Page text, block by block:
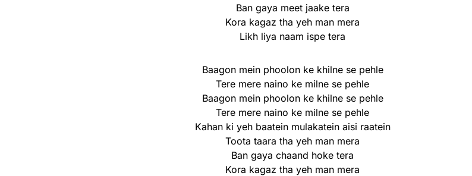
Ban gaya meet jaake tera
Kora kagaz tha yeh man mera
Likh liya naam ispe tera
Baagon mein phoolon ke khilne se pehle
Tere mere naino ke milne se pehle
Baagon mein phoolon ke khilne se pehle
Tere mere naino ke milne se pehle
Kahan ki yeh baatein mulakatein aisi raatein
Toota taara tha yeh man mera
Ban gaya chaand hoke tera
Kora kagaz tha yeh man mera